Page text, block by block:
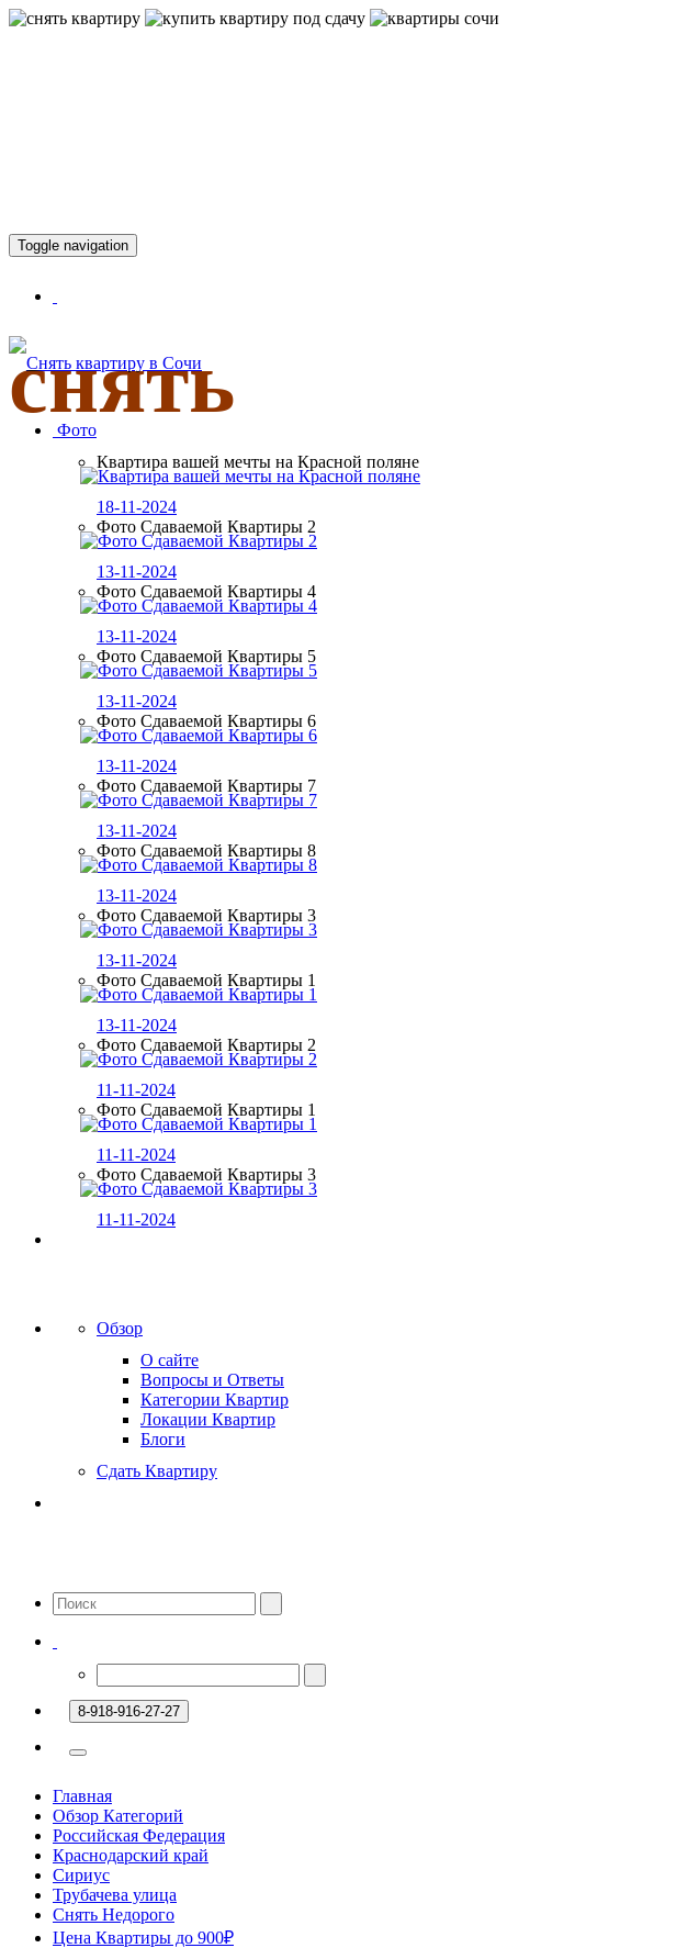
снять
Toggle navigation
Фото
Квартира вашей мечты на Красной поляне
18-11-2024
Фото Сдаваемой Квартиры 2
13-11-2024
Фото Сдаваемой Квартиры 4
13-11-2024
Фото Сдаваемой Квартиры 5
13-11-2024
Фото Сдаваемой Квартиры 6
13-11-2024
Фото Сдаваемой Квартиры 7
13-11-2024
Фото Сдаваемой Квартиры 8
13-11-2024
Фото Сдаваемой Квартиры 3
13-11-2024
Фото Сдаваемой Квартиры 1
13-11-2024
Фото Сдаваемой Квартиры 2
11-11-2024
Фото Сдаваемой Квартиры 1
11-11-2024
Фото Сдаваемой Квартиры 3
11-11-2024
Обзор
О сайте
Вопросы и Ответы
Категории Квартир
Локации Квартир
Блоги
Сдать Квартиру
8-918-916-27-27
Главная
Обзор Категорий
Российская Федерация
Краснодарский край
Сириус
Трубачева улица
Снять Недорого
Цена Квартиры до 900₽